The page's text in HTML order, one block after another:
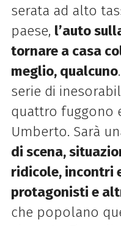
serata ad alto
paese, l’auto
tornare a casa
meglio, qualcuno
serie di
quattro fuggono
Umberto. Sarà
di scena,
ridicole, incontri
protagonisti e
che popolano